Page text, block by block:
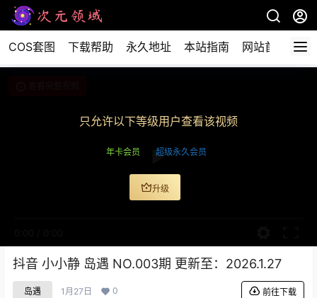
COS套图 下载帮助 永久地址 本站指南 网站首页
只允许以下等级用户查看该视频
年卡会员 超级永久会员
升级
抖音 小小静 岛遇 NO.003期 更新至：2026.1.27
岛遇 1月27日 0 前往下载